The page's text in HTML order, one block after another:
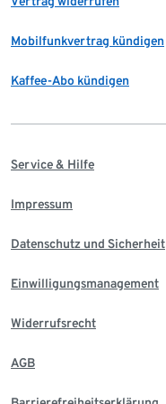
Mobilfunkvertrag kündigen
Kaffee-Abo kündigen
Service & Hilfe
Impressum
Datenschutz und Sicherheit
Einwilligungsmanagement
Widerrufsrecht
AGB